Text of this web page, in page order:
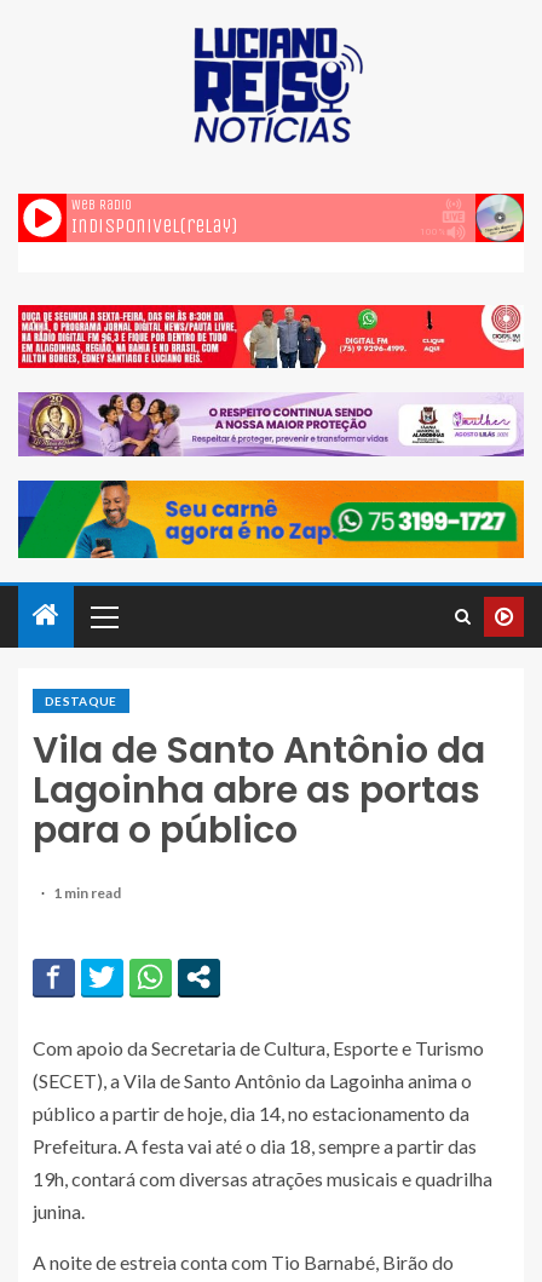
DESTAQUE
Vila de Santo Antônio da
Lagoinha abre as portas
para o público
1 min read
Com apoio da Secretaria de Cultura, Esporte e Turismo
(SECET), a Vila de Santo Antônio da Lagoinha anima o
público a partir de hoje, dia 14, no estacionamento da
Prefeitura. A festa vai até o dia 18, sempre a partir das
19h, contará com diversas atrações musicais e quadrilha
junina.
A noite de estreia conta com Tio Barnabé, Birão do